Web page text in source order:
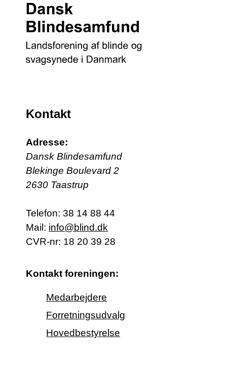
Kontakt
Adresse:
Dansk Blindesamfund
Blekinge Boulevard 2
2630 Taastrup
Telefon: 38 14 88 44
Mail: info@blind.dk
CVR-nr: 18 20 39 28
Kontakt foreningen:
Medarbejdere
Forretningsudvalg
Hovedbestyrelse